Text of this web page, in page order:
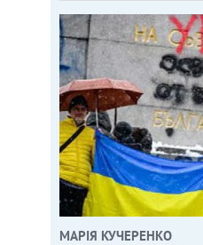
МАРІЯ КУЧЕРЕНКО